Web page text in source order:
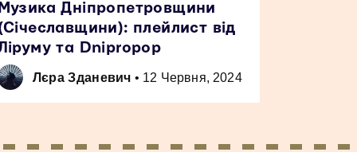
Дніпропетровщини
плейлист від
та Dnipropop
Лєра Зданевич • 12 Червня, 2024